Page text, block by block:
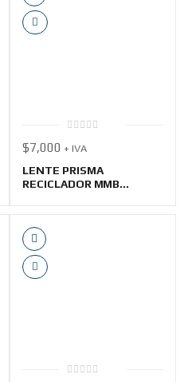
out
5
$7,000 + IVA
LENTE PRISMA
RECICLADOR MMB...